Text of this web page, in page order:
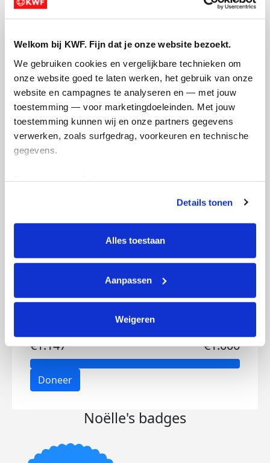
Welkom bij KWF. Fijn dat je onze website bezoekt.
We gebruiken cookies en vergelijkbare technieken om
onze website goed te laten werken, het gebruik van onze
website en campagnes te analyseren en — met jouw
toestemming — voor marketingdoeleinden. Met jouw
toestemming kunnen wij en onze partners gegevens
verwerken, zoals surfgedrag, voorkeuren en technische
gegevens.
tonen. Je kunt je toestemming op elk moment wijzigen of
intrekken via Cookie instellingen onderaan de pagina. De
lijst met cookies is te vinden in het tabblad “details”.
Details tonen
Alles toestaan
Aanpassen
Weigeren
Creditcard
Referentie
Doneer nu
€1.147 €1.000
Doneer
Noëlle's badges